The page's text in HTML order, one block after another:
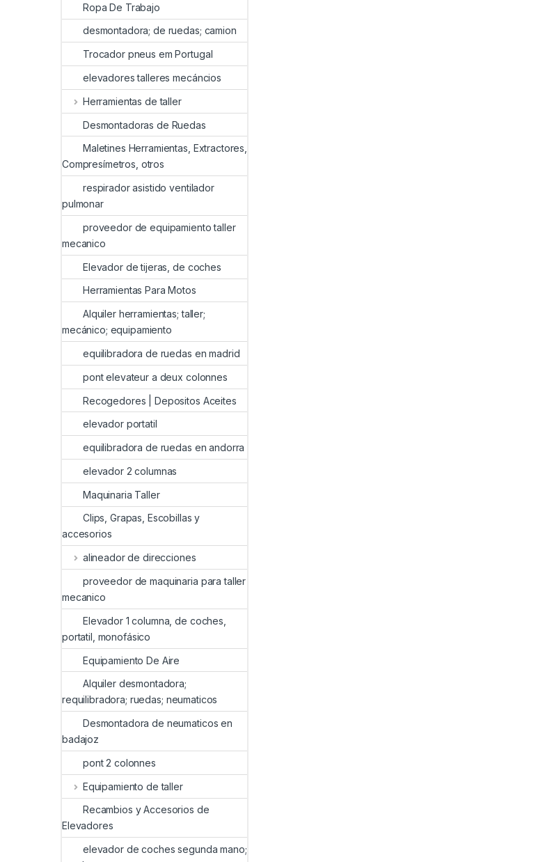
Ropa De Trabajo
desmontadora; de ruedas; camion
Trocador pneus em Portugal
elevadores talleres mecáncios
Herramientas de taller
Desmontadoras de Ruedas
Maletines Herramientas, Extractores,
Compresímetros, otros
respirador asistido ventilador
pulmonar
proveedor de equipamiento taller
mecanico
Elevador de tijeras, de coches
Herramientas Para Motos
Alquiler herramientas; taller;
mecánico; equipamiento
equilibradora de ruedas en madrid
pont elevateur a deux colonnes
Recogedores | Depositos Aceites
elevador portatil
equilibradora de ruedas en andorra
elevador 2 columnas
Maquinaria Taller
Clips, Grapas, Escobillas y
accesorios
alineador de direcciones
proveedor de maquinaria para taller
mecanico
Elevador 1 columna, de coches,
portatil, monofásico
Equipamiento De Aire
Alquiler desmontadora;
requilibradora; ruedas; neumaticos
Desmontadora de neumaticos en
badajoz
pont 2 colonnes
Equipamiento de taller
Recambios y Accesorios de
Elevadores
elevador de coches segunda mano;